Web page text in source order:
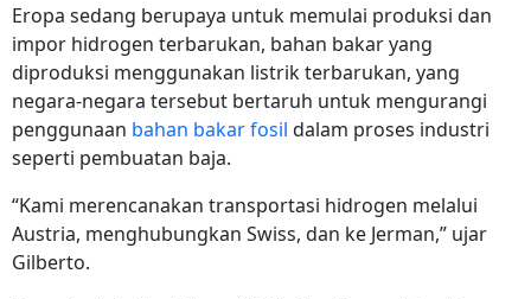
Eropa sedang berupaya untuk memulai produksi dan
impor hidrogen terbarukan, bahan bakar yang
diproduksi menggunakan listrik terbarukan, yang
negara-negara tersebut bertaruh untuk mengurangi
penggunaan bahan bakar fosil dalam proses industri
seperti pembuatan baja.
“Kami merencanakan transportasi hidrogen melalui
Austria, menghubungkan Swiss, dan ke Jerman,” ujar
Gilberto.